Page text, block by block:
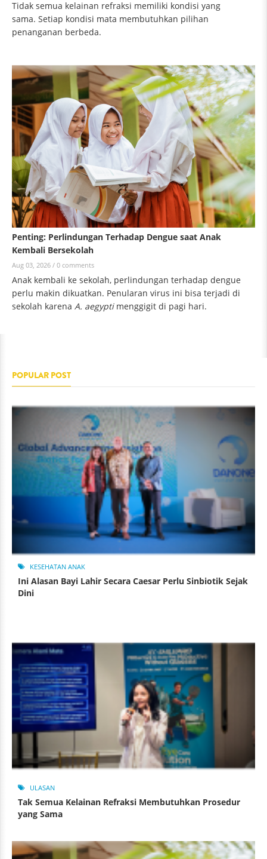
Tidak semua kelainan refraksi memiliki kondisi yang
sama. Setiap kondisi mata membutuhkan pilihan
penanganan berbeda.
Penting: Perlindungan Terhadap Dengue saat Anak
Kembali Bersekolah
Aug 03, 2026 / 0 comments
Anak kembali ke sekolah, perlindungan terhadap dengue
perlu makin dikuatkan. Penularan virus ini bisa terjadi di
sekolah karena A. aegyptimenggigit di pagi hari.
POPULAR POST
KESEHATAN ANAK
Ini Alasan Bayi Lahir Secara Caesar Perlu Sinbiotik Sejak
Dini
ULASAN
Tak Semua Kelainan Refraksi Membutuhkan Prosedur
yang Sama